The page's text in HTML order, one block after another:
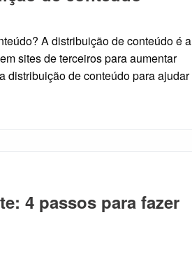
A distribuição de conteúdo é a
sites de terceiros para aumentar
distribuição de conteúdo para ajudar
4 passos para fazer